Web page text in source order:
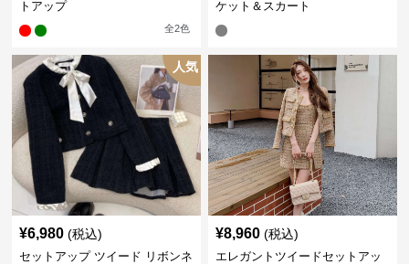
トアップ
全2色
ケット＆スカート
人気
¥6,980 (税込)
セットアップ ツイード リボンネ
¥8,960 (税込)
エレガントツイードセットアッ